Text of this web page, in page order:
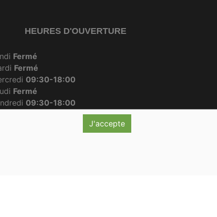
J'accepte
HEURES D'OUVERTURE
Fermé
Fermé
09:30-18:00
Fermé
09:30-18:00